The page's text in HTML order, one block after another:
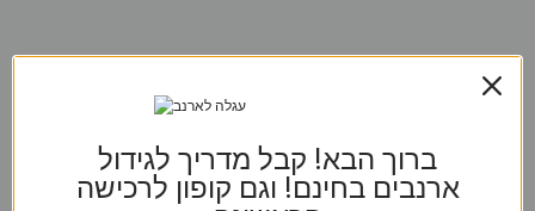
ברוך הבא! קבל מדריך לגידול
ארנבים בחינם! וגם קופון לרכישה